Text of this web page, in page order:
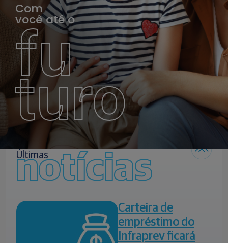
Com
você até o
fu
turo
Últimas
notícias
Carteira de
empréstimo do
Infraprev ficará